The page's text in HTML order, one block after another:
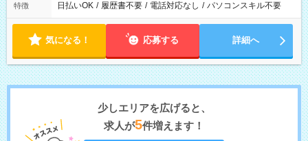
特徴 日払いOK / 履歴書不要 / 電話対応なし / パソコンスキル不要
気になる！ 応募する 詳細へ
少しエリアを広げると、
求人が5件増えます！